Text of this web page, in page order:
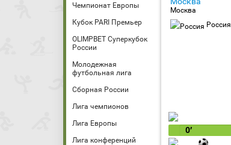
Чемпионат Европы
Кубок PARI Премьер
OLIMPBET Суперкубок
России
Молодежная
футбольная лига
Сборная России
Лига чемпионов
Лига Европы
Лига конференций
Москва
Россия
0′